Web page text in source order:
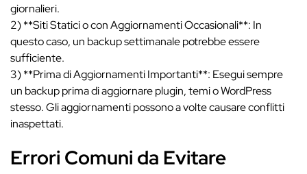
giornalieri.
2) **Siti Statici o con Aggiornamenti Occasionali**: In
questo caso, un backup settimanale potrebbe essere
sufficiente.
3) **Prima di Aggiornamenti Importanti**: Esegui sempre
un backup prima di aggiornare plugin, temi o WordPress
stesso. Gli aggiornamenti possono a volte causare conflitti
inaspettati.
Errori Comuni da Evitare